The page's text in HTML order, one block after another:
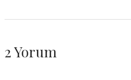
2 Yorum